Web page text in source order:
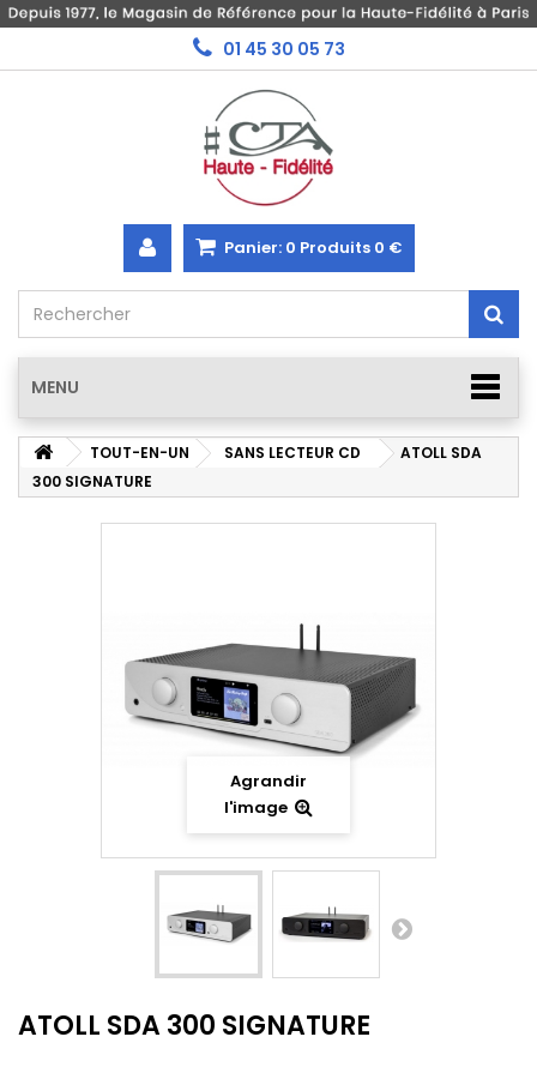
01 45 30 05 73
Panier: 0 Produits 0 €
MENU
TOUT-EN-UN SANS LECTEUR CD
ATOLL SDA
300 SIGNATURE
Agrandir
l'image
ATOLL SDA 300 SIGNATURE